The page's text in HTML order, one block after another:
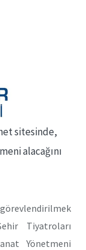
sitesinde,
alacağını
Tiyatroları
Yönetmeni